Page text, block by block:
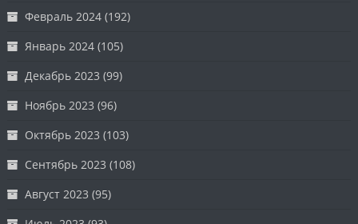
Февраль 2024 (192)
Январь 2024 (105)
Декабрь 2023 (99)
Ноябрь 2023 (96)
Октябрь 2023 (103)
Сентябрь 2023 (108)
Август 2023 (95)